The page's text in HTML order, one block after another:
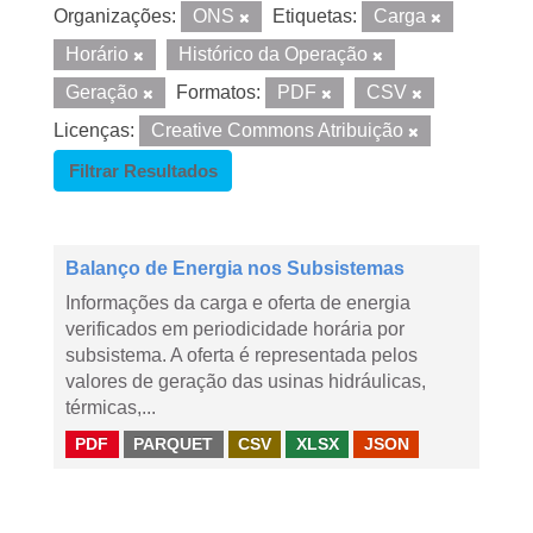
Organizações: ONS Etiquetas:
Carga
Horário
Histórico da Operação
Geração
Formatos: PDF
CSV
Licenças:
Creative Commons Atribuição
Filtrar Resultados
Balanço de Energia nos Subsistemas
Informações da carga e oferta de energia
verificados em periodicidade horária por
subsistema. A oferta é representada pelos
valores de geração das usinas hidráulicas,
térmicas,...
PDF PARQUET CSV XLSX JSON